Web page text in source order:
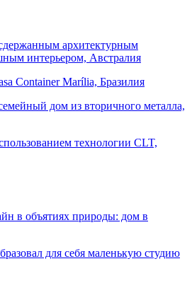
архитектурным
интерьером, Австралия
Container Marília, Бразилия
дом из вторичного металла,
технологии CLT,
в объятиях природы: дом в
для себя маленькую студию